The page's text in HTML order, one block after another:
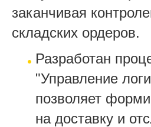
заканчивая
складских ордеров.
Разработан
"Управление
позволяет
на доставку и